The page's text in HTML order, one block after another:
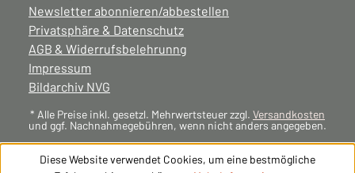
Newsletter abonnieren/abbestellen
Privatsphäre & Datenschutz
AGB & Widerrufsbelehrunng
Impressum
Bildarchiv NVG
* Alle Preise inkl. gesetzl. Mehrwertsteuer zzgl. Versandkosten
und ggf. Nachnahmegebühren, wenn nicht anders angegeben.
Diese Website verwendet Cookies, um eine bestmögliche